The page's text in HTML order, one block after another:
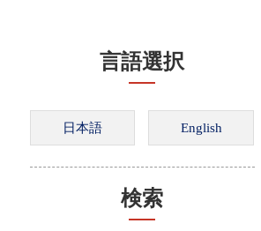
言語選択
検索